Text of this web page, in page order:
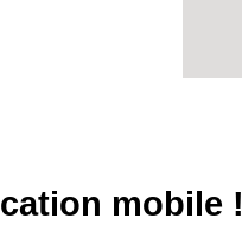
mobile !